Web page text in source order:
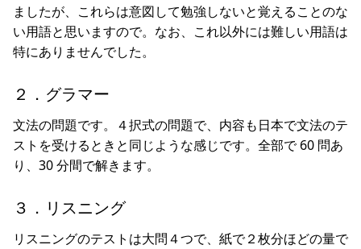
ましたが、これらは意図して勉強しないと覚えることのな
い用語と思いますので。なお、これ以外には難しい用語は
特にありませんでした。
２．グラマー
文法の問題です。４択式の問題で、内容も日本で文法のテ
ストを受けるときと同じような感じです。全部で 60 問あ
り、30 分間で解きます。
３．リスニング
リスニングのテストは大問４つで、紙で２枚分ほどの量で